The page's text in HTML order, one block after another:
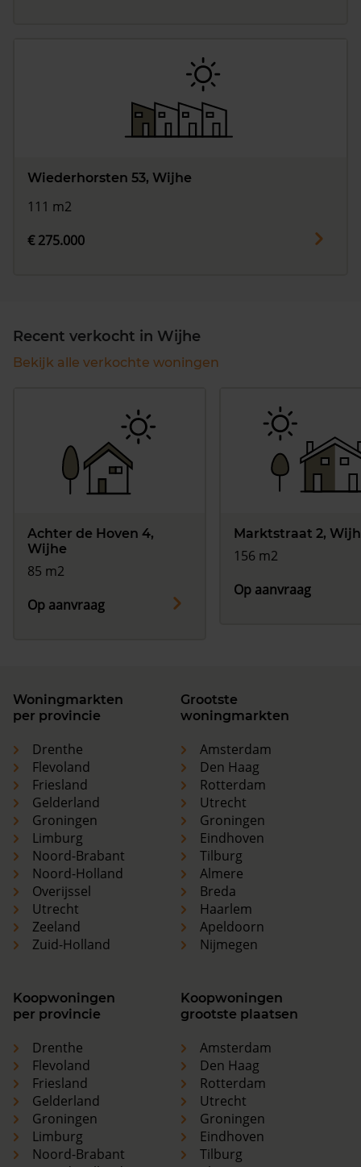
Wiederhorsten 53, Wijhe
111 m2
€ 275.000
Recent verkocht in Wijhe
Bekijk alle verkochte woningen
Achter de Hoven 4,
Wijhe
85 m2
Op aanvraag
Marktstraat 2,
156 m2
Op aanvraag
Woningmarkten
per provincie
Drenthe
Flevoland
Friesland
Gelderland
Groningen
Limburg
Noord-Brabant
Noord-Holland
Overijssel
Utrecht
Zeeland
Zuid-Holland
Grootste
woningmarkten
Amsterdam
Den Haag
Rotterdam
Utrecht
Groningen
Eindhoven
Tilburg
Almere
Breda
Haarlem
Apeldoorn
Nijmegen
Koopwoningen
per provincie
Drenthe
Flevoland
Friesland
Gelderland
Groningen
Limburg
Noord-Brabant
Koopwoningen
grootste plaatsen
Amsterdam
Den Haag
Rotterdam
Utrecht
Groningen
Eindhoven
Tilburg